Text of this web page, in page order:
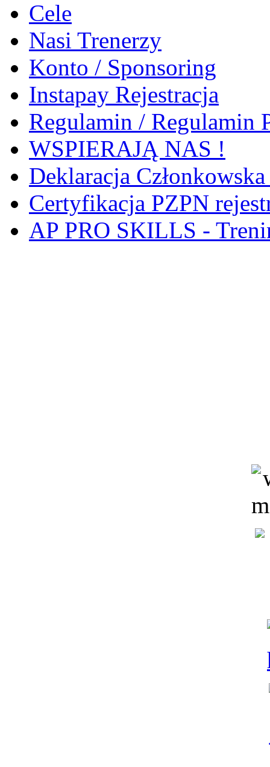
Cele
Nasi Trenerzy
Konto / Sponsoring
Instapay Rejestracja
Regulamin / Regulamin
WSPIERAJĄ NAS !
Deklaracja
Certyfikacja PZPN
AP PRO SKILLS -